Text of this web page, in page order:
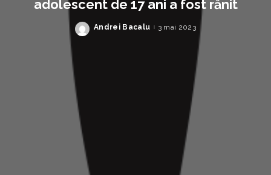
adolescent de 17 ani a fost rănit
Posted
Andrei Bacalu 3 mai 2023